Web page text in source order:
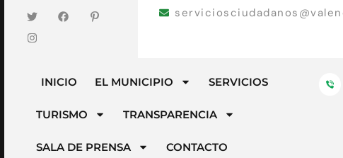
INICIO EL MUNICIPIO SERVICIOS
TURISMO TRANSPARENCIA
SALA DE PRENSA CONTACTO